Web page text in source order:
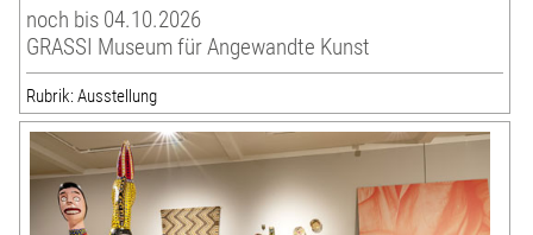
noch bis 04.10.2026
GRASSI Museum für Angewandte Kunst
Rubrik: Ausstellung